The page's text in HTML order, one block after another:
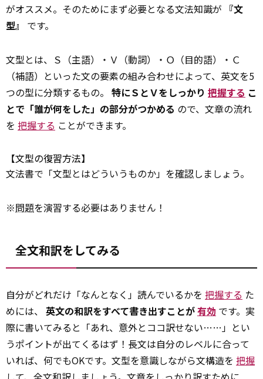
がオススメ。そのためにまず必要となる文法知識が 『文
型』
です。
文型とは、Ｓ（主語）・Ｖ（動詞）・Ｏ（目的語）・Ｃ
（補語）といった文の要素の組み合わせによって、英文を5
つの型に分類するもの。 特にＳとＶをしっかり 把握する こ
とで「誰が何をした」の部分がつかめる ので、文章の流れ
を 把握する ことができます。
【文型の復習方法】
文法書で「文型とはどういうものか」を確認しましょう。
※問題を演習する必要はありません！
全文和訳をしてみる
自分がどれだけ「なんとなく」読んでいるかを 把握する た
めには、 英文の和訳をすべて書き出すことが有効 です。実
際に書いてみると「あれ、意外とココ訳せない……」とい
うポイントが出てくるはず！長文は自分のレベルに合って
いれば、何でもOKです。文型を意識しながら文構造を 把握